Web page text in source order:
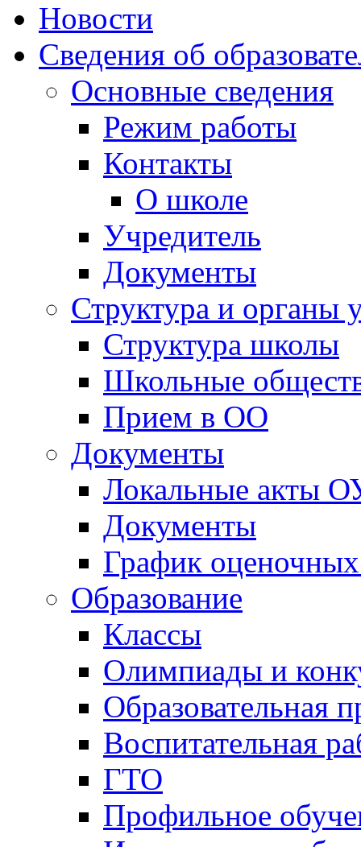
Новости
Сведения об
Основные сведения
Режим работы
Контакты
О школе
Учредитель
Документы
Структура и органы
Структура школы
Школьные
Прием в ОО
Документы
Локальные акты
Документы
График
Образование
Классы
Олимпиады и
Образовательная
Воспитательная
ГТО
Профильное